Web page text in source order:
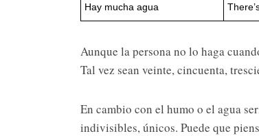
Hay mucha agua
Aunque la persona no lo haga
Tal vez sean veinte, cincuenta,
En cambio con el humo o el agua
indivisibles, únicos. Puede que